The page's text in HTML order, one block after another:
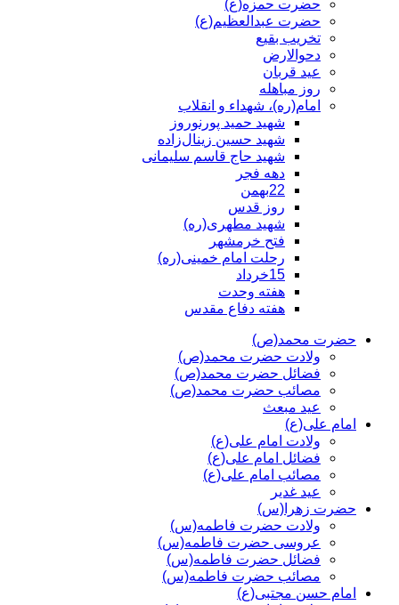
حضرت حمزه(ع)
حضرت عبدالعظیم(ع)
تخریب بقیع
دحوالارض
عید قربان
روز مباهله
امام(ره)، شهداء و انقلاب
شهید حمید پورنوروز
شهید حسین زینال‌زاده
شهید حاج قاسم سلیمانی
دهه فجر
22بهمن
روز قدس
شهید مطهری(ره)
فتح خرمشهر
رحلت امام خمینی(ره)
15خرداد
هفته وحدت
هفته دفاع مقدس
حضرت محمد(ص)
ولادت حضرت محمد(ص)
فضائل حضرت محمد(ص)
مصائب حضرت محمد(ص)
عید مبعث
امام علی(ع)
ولادت امام علی(ع)
فضائل امام علی(ع)
مصائب امام علی(ع)
عید غدیر
حضرت زهرا(س)
ولادت حضرت فاطمه(س)
عروسی حضرت فاطمه(س)
فضائل حضرت فاطمه(س)
مصائب حضرت فاطمه(س)
امام حسن مجتبی(ع)